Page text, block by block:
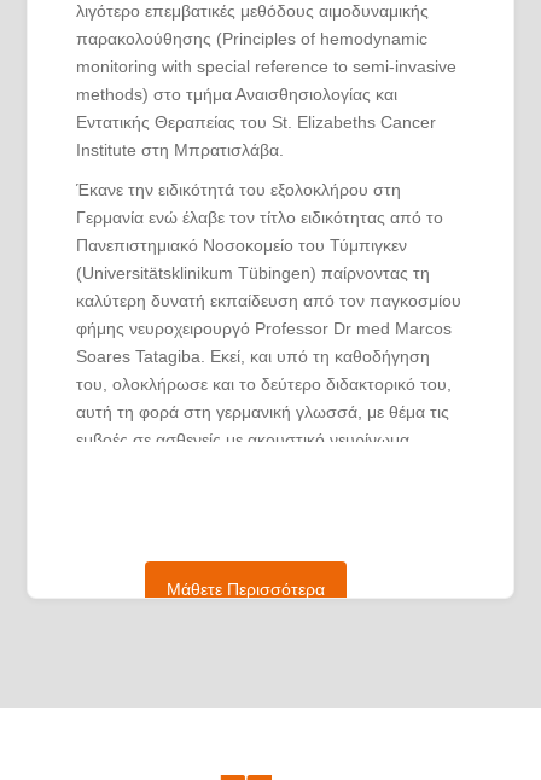
λιγότερο επεμβατικές μεθόδους αιμοδυναμικής
παρακολούθησης (Principles of hemodynamic
monitoring with special reference to semi-invasive
methods) στο τμήμα Αναισθησιολογίας και
Εντατικής Θεραπείας του St. Elizabeths Cancer
Institute στη Μπρατισλάβα.
Έκανε την ειδικότητά του εξολοκλήρου στη
Γερμανία ενώ έλαβε τον τίτλο ειδικότητας από το
Πανεπιστημιακό Νοσοκομείο του Τύμπιγκεν
(Universitätsklinikum Tübingen) παίρνοντας τη
καλύτερη δυνατή εκπαίδευση από τον παγκοσμίου
φήμης νευροχειρουργό Professor Dr med Marcos
Soares Tatagiba. Εκεί, και υπό τη καθοδήγηση
του, ολοκλήρωσε και το δεύτερο διδακτορικό του,
αυτή τη φορά στη γερμανική γλωσσά, με θέμα τις
εμβοές σε ασθενείς με ακουστικό νευρίνωμα
υπεύθυνος για περιστατικά υδροκέφαλου
Μάθετε Περισσότερα